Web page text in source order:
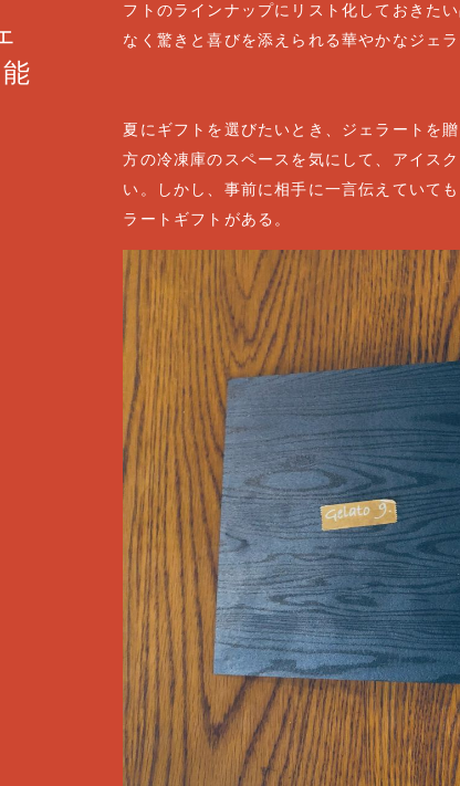
フトのラインナップにリスト化しておきた
なく驚きと喜びを添えられる華やかなジェ
夏にギフトを選びたいとき、ジェラートを
方の冷凍庫のスペースを気にして、アイス
い。しかし、事前に相手に一言伝えていて
ラートギフトがある。